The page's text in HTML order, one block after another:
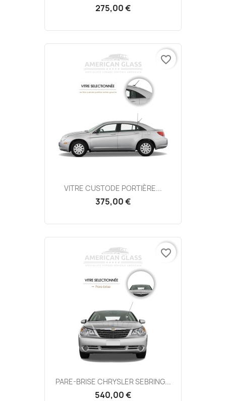
275,00 €
VITRE CUSTODE PORTIÈRE...
375,00 €
favorite_border
PARE-BRISE CHRYSLER SEBRING...
540,00 €
favorite_border